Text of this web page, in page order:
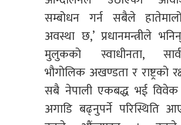
सम्बोधन गर्न सबैले
अवस्था छ,’ प्रधानमन्त्रीले
मुलुकको स्वाधीनता,
भौगोलिक अखण्डता र राष्ट्रको
सबै नेपाली एकबद्ध भई विवेक
अगाडि बढ्नुपर्ने परिस्थिति